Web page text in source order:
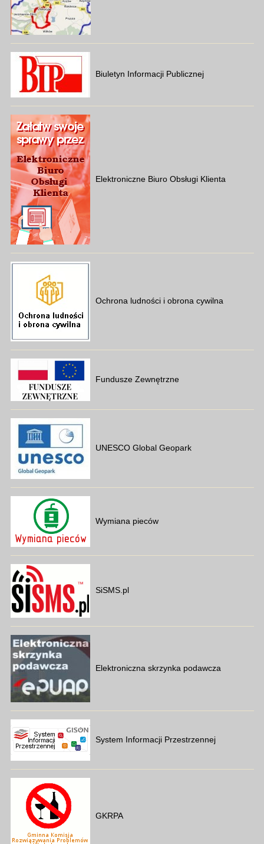
Biuletyn Informacji Publicznej
Elektroniczne Biuro Obsługi Klienta
Ochrona ludności i obrona cywilna
Fundusze Zewnętrzne
UNESCO Global Geopark
Wymiana pieców
SiSMS.pl
Elektroniczna skrzynka podawcza
System Informacji Przestrzennej
GKRPA